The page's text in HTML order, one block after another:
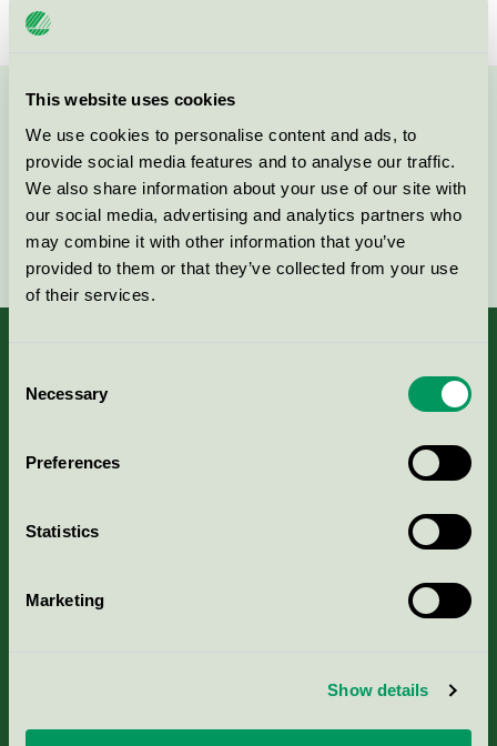
This website uses cookies
We use cookies to personalise content and ads, to
provide social media features and to analyse our traffic.
We also share information about your use of our site with
our social media, advertising and analytics partners who
may combine it with other information that you’ve
provided to them or that they’ve collected from your use
of their services.
Selection
Necessary
Preferences
Statistics
Marketing
Show details
Kontakta oss på08-55 55 24 00eller via formuläret:
Fortsätt
Nordic Ecolabelling Portal
Portal för massa, papper & tryckerier
Rapporter & undersökningar